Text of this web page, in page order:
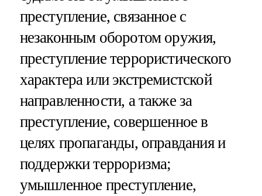
преступление, связанное с
незаконным оборотом оружия,
преступление террористического
характера или экстремистской
направленности, а также за
преступление, совершенное в
целях пропаганды, оправдания и
поддержки терроризма;
умышленное преступление,